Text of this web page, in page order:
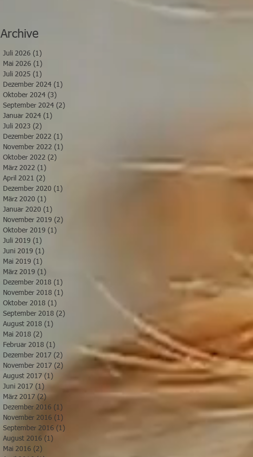
Archive
Juli 2026 (1)
Mai 2026 (1)
Juli 2025 (1)
Dezember 2024 (1)
Oktober 2024 (3)
September 2024 (2)
Januar 2024 (1)
Juli 2023 (2)
Dezember 2022 (1)
November 2022 (1)
Oktober 2022 (2)
März 2022 (1)
April 2021 (2)
Dezember 2020 (1)
März 2020 (1)
Januar 2020 (1)
November 2019 (2)
Oktober 2019 (1)
Juli 2019 (1)
Juni 2019 (1)
Mai 2019 (1)
März 2019 (1)
Dezember 2018 (1)
November 2018 (1)
Oktober 2018 (1)
September 2018 (2)
August 2018 (1)
Mai 2018 (2)
Februar 2018 (1)
Dezember 2017 (2) 2 Beiträge
November 2017 (2)
August 2017 (1)
Juni 2017 (1)
März 2017 (2)
Dezember 2016 (1)
November 2016 (1)
September 2016 (1)
August 2016 (1)
Mai 2016 (2)